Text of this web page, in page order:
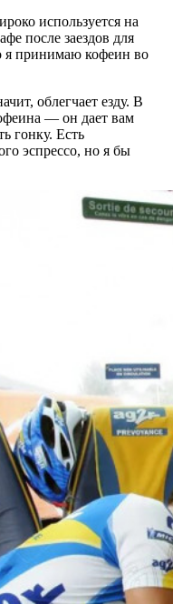
используется на
после заездов для
я принимаю кофеин во
облегчает езду. В
— он дает вам
гонку. Есть
эспрессо, но я бы